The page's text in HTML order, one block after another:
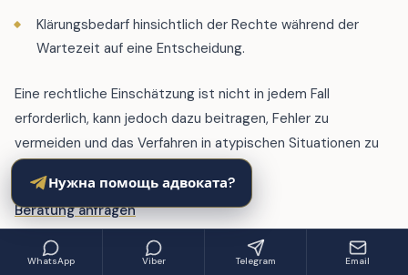
Klärungsbedarf hinsichtlich der Rechte während der
Wartezeit auf eine Entscheidung.
Eine rechtliche Einschätzung ist nicht in jedem Fall
erforderlich, kann jedoch dazu beitragen, Fehler zu
vermeiden und das Verfahren in atypischen Situationen zu
beschleunigen.
Beratung anfragen
WhatsApp Viber Telegram Email
Нужна помощь адвоката?